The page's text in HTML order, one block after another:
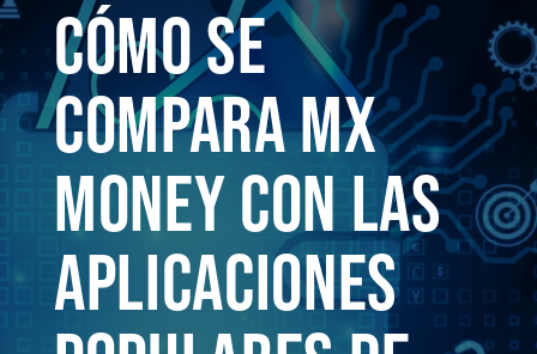
Cómo se
compara MX
Money con las
aplicaciones